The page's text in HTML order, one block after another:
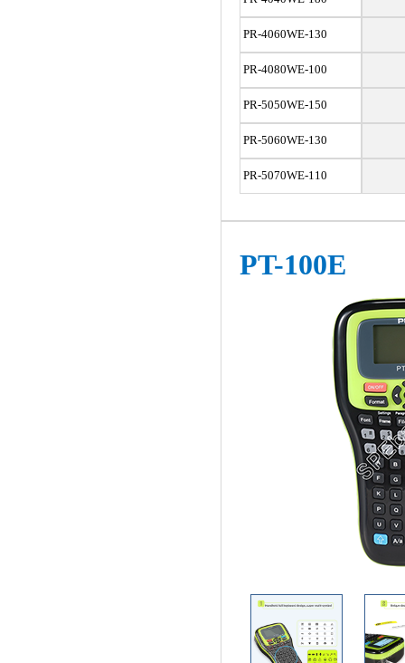
PR-4060WE-130
PR-4080WE-100
PR-5050WE-150
PR-5060WE-130
PR-5070WE-110
PT-100E